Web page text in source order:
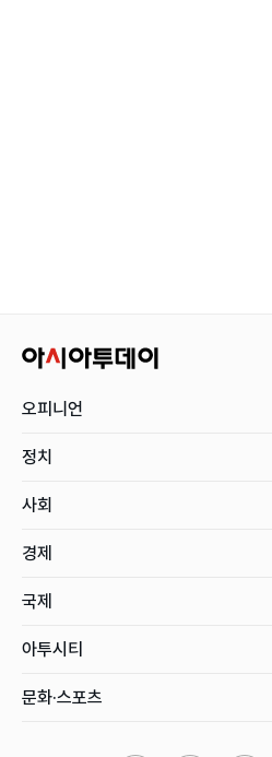
오피니언
정치
사회
경제
국제
아투시티
문화·스포츠